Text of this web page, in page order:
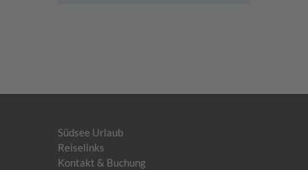
Südsee Urlaub
Reiselinks
Kontakt & Buchung